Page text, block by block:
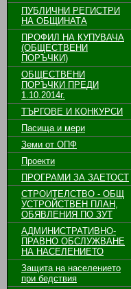
ПУБЛИЧНИ РЕГИСТРИ
НА ОБЩИНАТА
ПРОФИЛ НА КУПУВАЧА
(ОБЩЕСТВЕНИ
ПОРЪЧКИ)
ОБЩЕСТВЕНИ
ПОРЪЧКИ ПРЕДИ
1.10.2014г.
ТЪРГОВЕ И КОНКУРСИ
Пасища и мери
Земи от ОПФ
Проекти
ПРОГРАМИ ЗА ЗАЕТОСТ
СТРОИТЕЛСТВО - ОБЩ
УСТРОЙСТВЕН ПЛАН,
ОБЯВЛЕНИЯ ПО ЗУТ
АДМИНИСТРАТИВНО-
ПРАВНО ОБСЛУЖВАНЕ
НА НАСЕЛЕНИЕТО
Защита на населението
при бедствия